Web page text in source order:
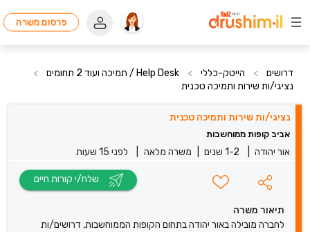
פרסום משרה
דרושים > הייטק-כללי > Help Desk / תמיכה ועוד 2 תחומים
>
נציגי/ות שירות ותמיכה טכנית
נציגי/ות שירות ותמיכה טכנית
אביב קופות ממוחשבות
אור יהודה 1-2 שנים משרה מלאה לפני 15 שעות
תיאור משרה
לחברה מובילה באור יהודה בתחום הקופות הממוחשבות, דרושים/ות